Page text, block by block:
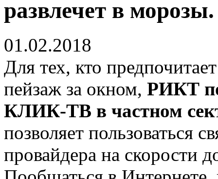
развлечет в морозы.
01.02.2018
Для тех, кто
пейзаж за окном, РИКТ
КЛИК-ТВ в частном
позволяет пользоваться
провайдера на скорости